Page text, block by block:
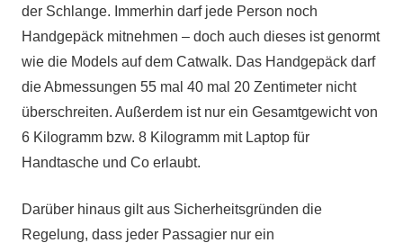
der Schlange. Immerhin darf jede Person noch
Handgepäck mitnehmen – doch auch dieses ist genormt
wie die Models auf dem Catwalk. Das Handgepäck darf
die Abmessungen 55 mal 40 mal 20 Zentimeter nicht
überschreiten. Außerdem ist nur ein Gesamtgewicht von
6 Kilogramm bzw. 8 Kilogramm mit Laptop für
Handtasche und Co erlaubt.
Darüber hinaus gilt aus Sicherheitsgründen die
Regelung, dass jeder Passagier nur ein